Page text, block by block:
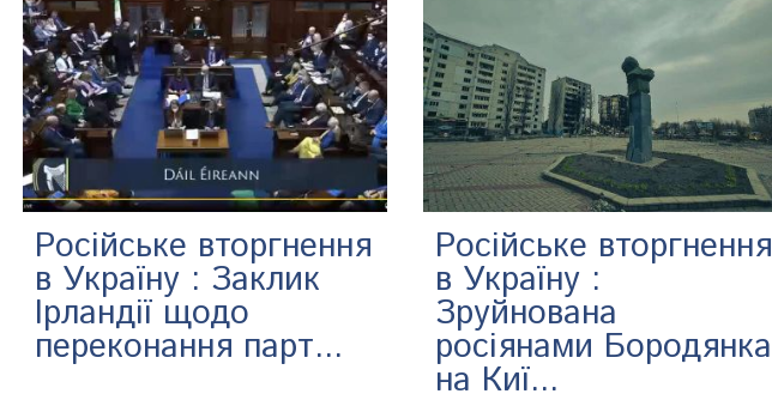
Російське вторгнення
в Україну : Заклик
Ірландії щодо
переконання парт...
Російське вторгнення
в Україну :
Зруйнована
росіянами Бородянка
на Киї...